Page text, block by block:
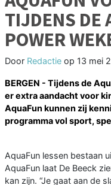
TIJDENS DE
POWER
Door Redactie op 13 mei
BERGEN - Tijdens de
er extra aandacht voor
AquaFun kunnen zij
programma vol sport,
AquaFun lessen bestaan
AquaFun laat De Beeck
kan zijn. “Je gaat aan de